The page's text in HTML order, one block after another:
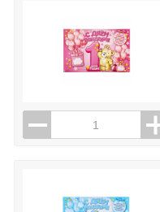
Веселый праздник
ГК Горчаков
Империя Поздравлений
Мир открыток
ООО Империя
Открытая планета